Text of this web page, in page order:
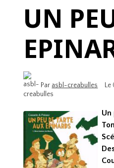
UN
Par asbl-creabulles